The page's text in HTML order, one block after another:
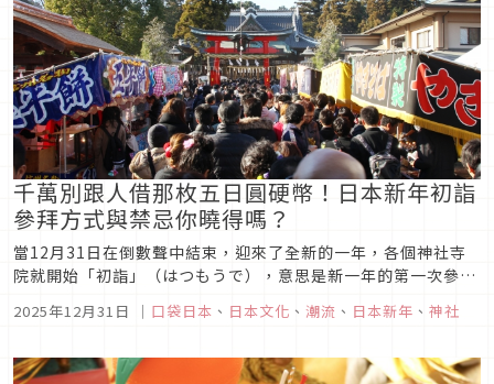
千萬別跟人借那枚五日圓硬幣！日本新年初詣
參拜方式與禁忌你曉得嗎？
當12月31日在倒數聲中結束，迎來了全新的一年，各個神社寺
院就開始「初詣」（はつもうで），意思是新一年的第一次參
拜，讓民眾在新一年的開始用「感謝神明過去一年的保佑，祈求
新一年的平安順利」的心來參拜。不過到底參拜時有沒有什麼要
後有機會到日本參加「...
2025年12月31日 ｜ 口袋日本 、 日本文化 、 潮流 、 日本新年 、 神社